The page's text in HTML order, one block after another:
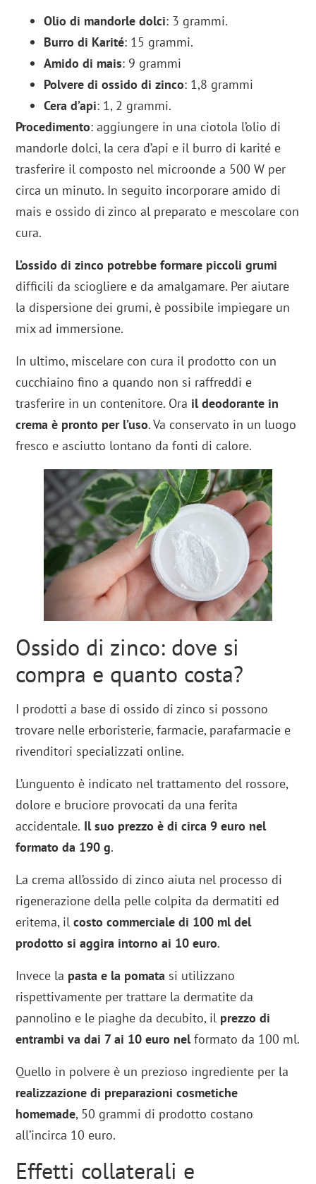
Olio di mandorle dolci: 3 grammi.
Burro di Karité: 15 grammi.
Amido di mais: 9 grammi
Polvere di ossido di zinco: 1,8 grammi
Cera d’api: 1, 2 grammi.
Procedimento: aggiungere in una ciotola l’olio di
mandorle dolci, la cera d’api e il burro di karité e
trasferire il composto nel microonde a 500 W per
circa un minuto. In seguito incorporare amido di
mais e ossido di zinco al preparato e mescolare con
cura.
L’ossido di zinco potrebbe formare piccoli grumi
difficili da sciogliere e da amalgamare. Per aiutare
la dispersione dei grumi, è possibile impiegare un
mix ad immersione.
In ultimo, miscelare con cura il prodotto con un
cucchiaino fino a quando non si raffreddi e
trasferire in un contenitore. Ora il deodorante in
crema è pronto per l’uso. Va conservato in un luogo
fresco e asciutto lontano da fonti di calore.
Ossido di zinco: dove si
compra e quanto costa?
I prodotti a base di ossido di zinco si possono
trovare nelle erboristerie, farmacie, parafarmacie e
rivenditori specializzati online.
L’unguento è indicato nel trattamento del rossore,
dolore e bruciore provocati da una ferita
accidentale. Il suo prezzo è di circa 9 euro nel
formato da 190 g.
La crema all’ossido di zinco aiuta nel processo di
rigenerazione della pelle colpita da dermatiti ed
eritema, ilcosto commerciale di 100 ml del
prodotto si aggira intorno ai 10 euro.
Invece la pasta e la pomata si utilizzano
rispettivamente per trattare la dermatite da
pannolino e le piaghe da decubito, il prezzo di
entrambi va dai 7 ai 10 euro nelformato da 100 ml.
Quello in polvere è un prezioso ingrediente per la
realizzazione di preparazioni cosmetiche
homemade, 50 grammi di prodotto costano
all’incirca 10 euro.
Effetti collaterali e